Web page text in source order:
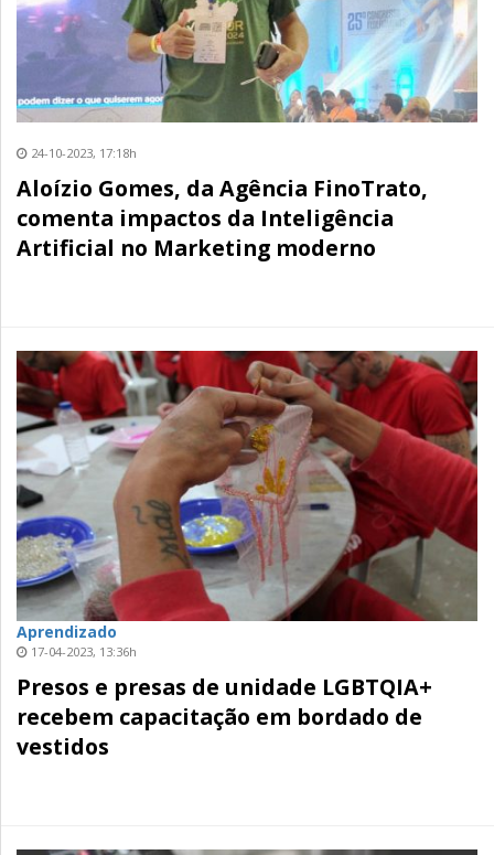
24-10-2023, 17:18h
Aloízio Gomes, da Agência FinoTrato,
comenta impactos da Inteligência
Artificial no Marketing moderno
Aprendizado
17-04-2023, 13:36h
Presos e presas de unidade LGBTQIA+
recebem capacitação em bordado de
vestidos